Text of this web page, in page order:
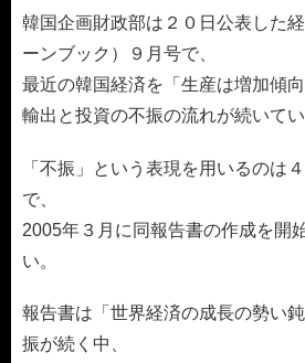
韓国企画財政部は２０日公表した
ーンブック）９月号で、
最近の韓国経済を「生産は増加傾
輸出と投資の不振の流れが続いてい
「不振」という表現を用いるのは
で、
2005年３月に同報告書の作成を開
い。
報告書は「世界経済の成長の勢い
振が続く中、